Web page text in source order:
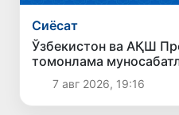
Сиёсат
Ўзбекистон ва АҚШ
томонлама
мустаҳкамлаш
қилдилар
7 авг 2026, 19:16